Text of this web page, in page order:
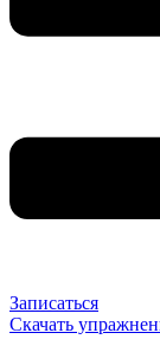
Записаться
Скачать